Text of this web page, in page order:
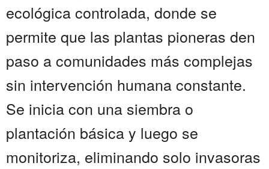
ecológica controlada, donde se
permite que las plantas pioneras den
paso a comunidades más complejas
sin intervención humana constante.
Se inicia con una siembra o
plantación básica y luego se
monitoriza, eliminando solo invasoras